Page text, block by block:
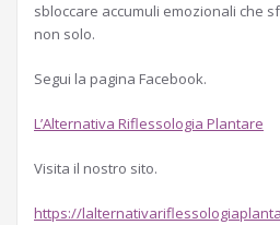
sbloccare accumuli emozionali che
non solo.
Segui la pagina Facebook.
L’Alternativa Riflessologia Plantare
Visita il nostro sito.
https://